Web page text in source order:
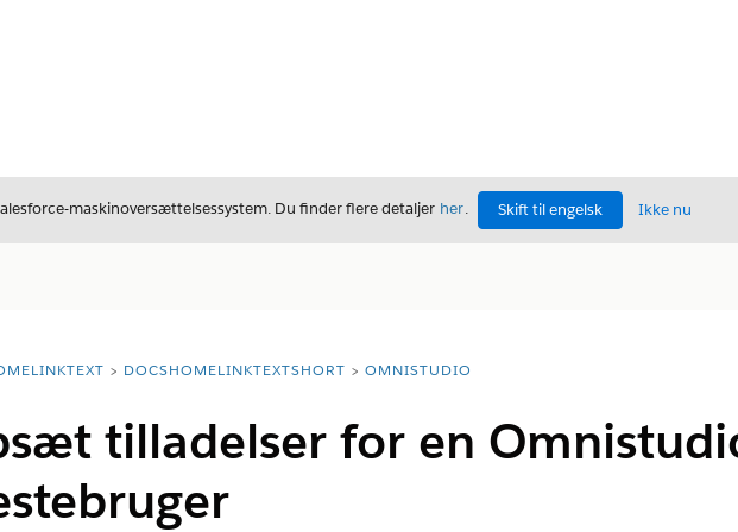
maskinoversættelsessystem. Du finder flere detaljer her. Skift til engelsk Ikke nu
DOCSHOMELINKTEXTSHORT OMNISTUDIO
tilladelser for en